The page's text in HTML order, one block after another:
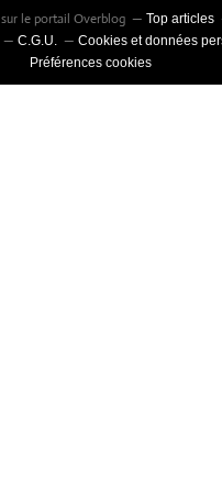
sur le portail Overblog Top articles
C.G.U.
Cookies et données
Préférences cookies